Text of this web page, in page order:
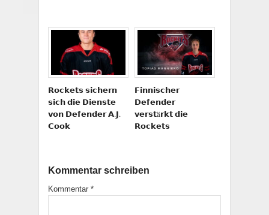
𝗥𝗼𝗰𝗸𝗲𝘁𝘀 𝘀𝗶𝗰𝗵𝗲𝗿𝗻
𝘀𝗶𝗰𝗵 𝗱𝗶𝗲 𝗗𝗶𝗲𝗻𝘀𝘁𝗲
𝘃𝗼𝗻 𝗗𝗲𝗳𝗲𝗻𝗱𝗲𝗿 𝗔.𝗝.
𝗖𝗼𝗼𝗸
𝗙𝗶𝗻𝗻𝗶𝘀𝗰𝗵𝗲𝗿
𝗗𝗲𝗳𝗲𝗻𝗱𝗲𝗿
𝘃𝗲𝗿𝘀𝘁ä𝗿𝗸𝘁 𝗱𝗶𝗲
𝗥𝗼𝗰𝗸𝗲𝘁𝘀
Kommentar schreiben
Kommentar *